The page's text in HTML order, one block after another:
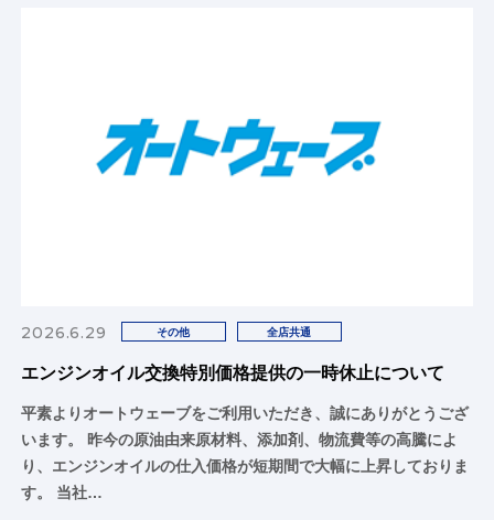
2026.6.29 その他 全店共通
エンジンオイル交換特別価格提供の一時休止について
平素よりオートウェーブをご利用いただき、誠にありがとうござ
います。 昨今の原油由来原材料、添加剤、物流費等の高騰によ
り、エンジンオイルの仕入価格が短期間で大幅に上昇しておりま
す。 当社…